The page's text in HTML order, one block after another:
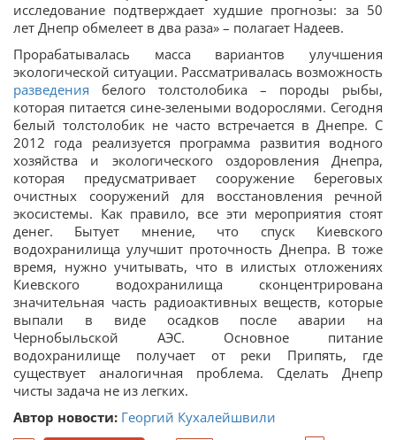
исследование подтверждает худшие прогнозы: за 50
лет Днепр обмелеет в два раза» – полагает Надеев.
Прорабатывалась масса вариантов улучшения
экологической ситуации. Рассматривалась возможность
разведения белого толстолобика – породы рыбы,
которая питается сине-зелеными водорослями. Сегодня
белый толстолобик не часто встречается в Днепре. С
2012 года реализуется программа развития водного
хозяйства и экологического оздоровления Днепра,
которая предусматривает сооружение береговых
очистных сооружений для восстановления речной
экосистемы. Как правило, все эти мероприятия стоят
денег. Бытует мнение, что спуск Киевского
водохранилища улучшит проточность Днепра. В тоже
время, нужно учитывать, что в илистых отложениях
Киевского водохранилища сконцентрирована
значительная часть радиоактивных веществ, которые
выпали в виде осадков после аварии на
Чернобыльской АЭС. Основное питание
водохранилище получает от реки Припять, где
существует аналогичная проблема. Сделать Днепр
чисты задача не из легких.
Автор новости: Георгий Кухалейшвили